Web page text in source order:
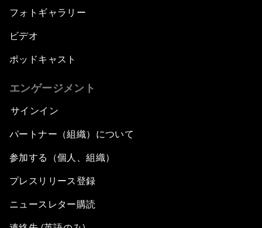
フォトギャラリー
ビデオ
ポッドキャスト
エンゲージメント
サインイン
パートナー（組織）について
参加する（個人、組織）
プレスリリース登録
ニュースレター購読